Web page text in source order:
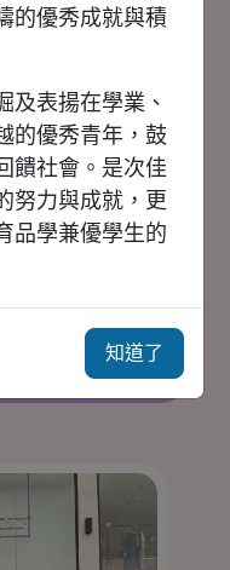
蹈比賽
2026年7月
的優秀成就與積
及表揚在學業、
的優秀青年，鼓
饋社會。是次佳
努力與成就，更
品學兼優學生的
知道了